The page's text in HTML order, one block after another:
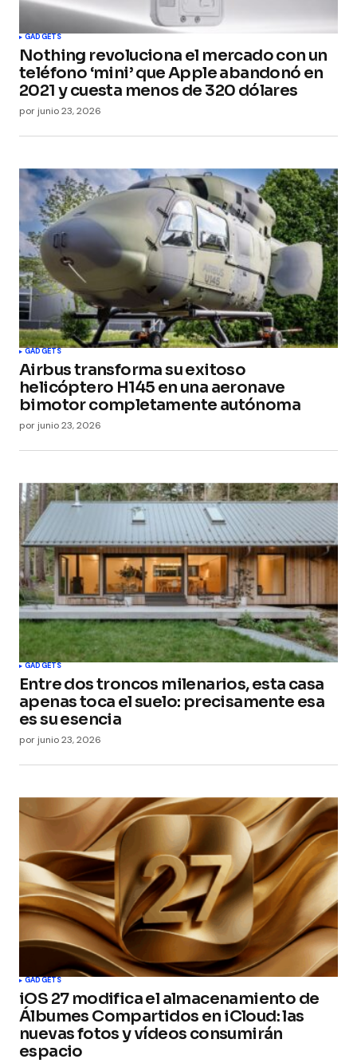
GADGETS
Nothing revoluciona el mercado con un
teléfono ‘mini’ que Apple abandonó en
2021 y cuesta menos de 320 dólares
por junio 23, 2026
GADGETS
Airbus transforma su exitoso
helicóptero H145 en una aeronave
bimotor completamente autónoma
por junio 23, 2026
GADGETS
Entre dos troncos milenarios, esta casa
apenas toca el suelo: precisamente esa
es su esencia
por junio 23, 2026
GADGETS
iOS 27 modifica el almacenamiento de
Álbumes Compartidos en iCloud: las
nuevas fotos y vídeos consumirán
espacio